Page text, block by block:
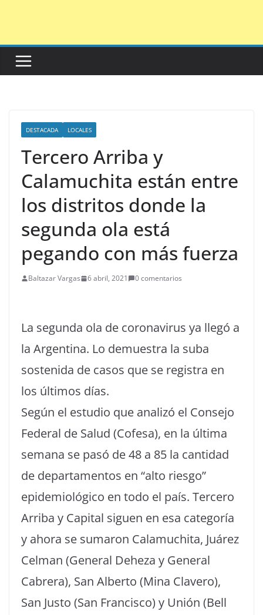
DESTACADA LOCALES
Tercero Arriba y
Calamuchita están entre
los distritos donde la
segunda ola está
pegando con más fuerza
Baltazar Vargas 6 abril, 2021 0 comentarios
La segunda ola de coronavirus ya llegó a
la Argentina. Lo demuestra la suba
sostenida de casos que se registra en
los últimos días.
Según el estudio que analizó el Consejo
Federal de Salud (Cofesa), en la última
semana se pasó de 48 a 85 la cantidad
de departamentos en “alto riesgo”
epidemiológico en todo el país. Tercero
Arriba y Capital siguen en esa categoría
y ahora se sumaron Calamuchita, Juárez
Celman (General Deheza y General
Cabrera), San Alberto (Mina Clavero),
San Justo (San Francisco) y Unión (Bell